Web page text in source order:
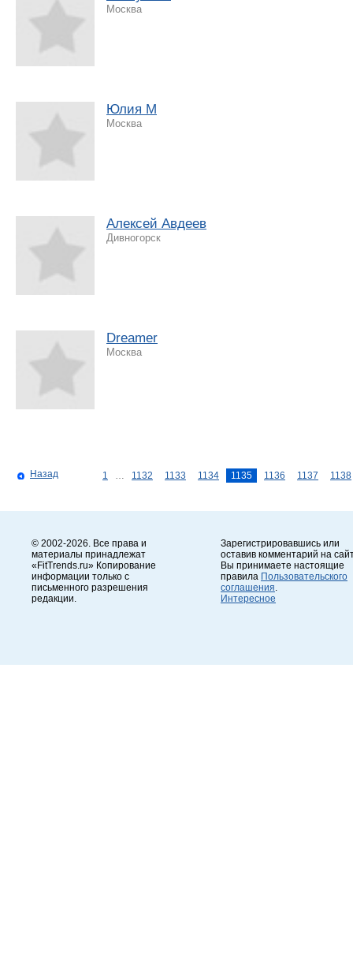
Москва
Юлия М
Москва
Алексей Авдеев
Дивногорск
Dreamer
Москва
Назад 1 1132 1133 1134 1135 1136 1137 1138
© 2002-2026. Все права и
материалы принадлежат
«FitTrends.ru» Копирование
информации только с
письменного разрешения
редакции.
Зарегистрировавшись или
оставив комментарий на
Вы принимаете настоящие
правила Пользовательского
соглашения
Интересное